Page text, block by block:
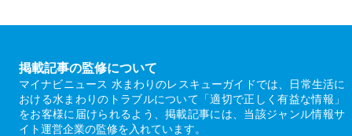
掲載記事の監修について
マイナビニュース 水まわりのレスキューガイドでは、日常生活に
おける水まわりのトラブルについて「適切で正しく有益な情報」
をお客様に届けられるよう、掲載記事には、当該ジャンル情報サ
イト運営企業の監修を入れています。